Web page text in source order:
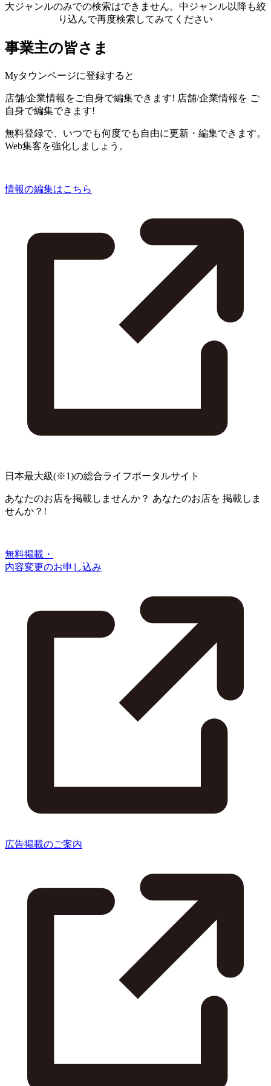
大ジャンルのみでの検索はできません。中ジャンル以降も絞
り込んで再度検索してみてください
事業主の皆さま
Myタウンページに登録すると
店舗/企業情報をご自身で編集できます! 店舗/企業情報を ご
自身で編集できます!
無料登録で、いつでも何度でも自由に更新・編集できます。
Web集客を強化しましょう。
情報の編集はこちら
日本最大級(※1)の総合ライフポータルサイト
あなたのお店を掲載しませんか？ あなたのお店を 掲載しま
せんか？!
無料掲載・
内容変更のお申し込み
広告掲載のご案内